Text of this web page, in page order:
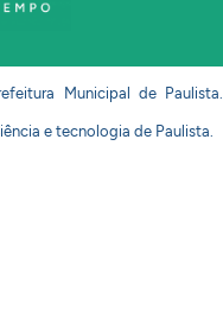
Municipal de Paulista.
e tecnologia de Paulista.